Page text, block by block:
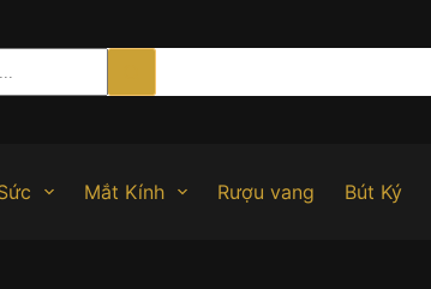
Mắt Kính Rượu vang Bút Ký